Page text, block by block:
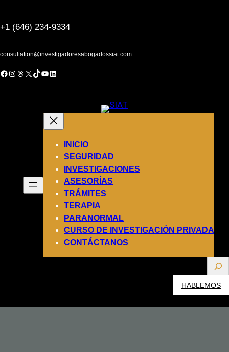
contenido
+1 (646) 234-9334
consultation@investigadoresabogadossiat.com
Facebook Instagram Threads X TikTok YouTube LinkedIn
INICIO
SEGURIDAD
INVESTIGACIONES
ASESORÍAS
TRÁMITES
TERAPIA
PARANORMAL
CURSO DE INVESTIGACIÓN PRIVADA
CONTÁCTANOS
e
a
HABLEMOS